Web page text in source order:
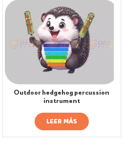
Outdoor hedgehog percussion
instrument
LEER MÁS